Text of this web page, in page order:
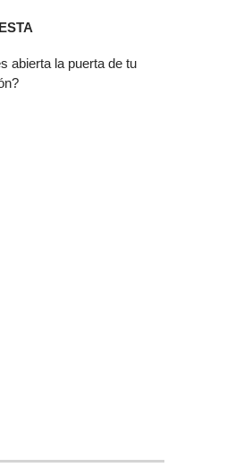
abierta la puerta de tu